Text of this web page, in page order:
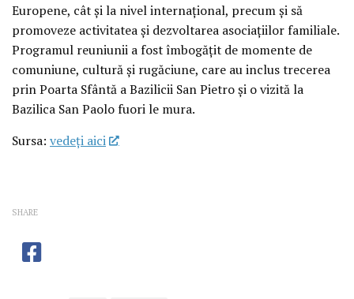
Europene, cât și la nivel internațional, precum și să
promoveze activitatea și dezvoltarea asociațiilor familiale.
Programul reuniunii a fost îmbogățit de momente de
comuniune, cultură și rugăciune, care au inclus trecerea
prin Poarta Sfântă a Bazilicii San Pietro și o vizită la
Bazilica San Paolo fuori le mura.
Sursa: vedeţi aici
SHARE